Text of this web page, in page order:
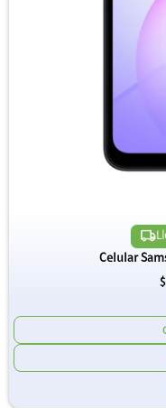
Celular
$